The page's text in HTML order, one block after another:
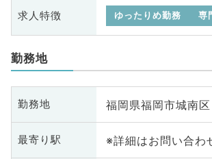
求人特徴 ゆったりめ勤務 専
勤務地
勤務地 福岡県福岡市城南区
最寄り駅 ※詳細はお問い合わ